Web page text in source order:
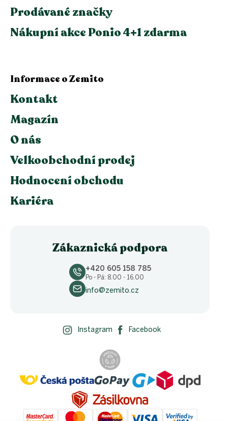
Prodávané značky
Nákupní akce Ponio 4+1 zdarma
Informace o Zemito
Kontakt
Magazín
O nás
Velkoobchodní prodej
Hodnocení obchodu
Kariéra
Zákaznická podpora
+420 605 158 785
Po - Pá: 8.00 - 16.00
info@zemito.cz
Instagram Facebook